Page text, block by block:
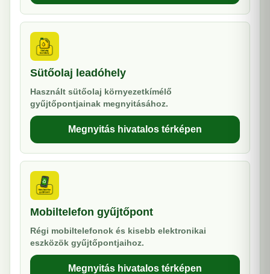
Sütőolaj leadóhely
Használt sütőolaj környezetkímélő
gyűjtőpontjainak megnyitásához.
Megnyitás hivatalos térképen
Mobiltelefon gyűjtőpont
Régi mobiltelefonok és kisebb elektronikai
eszközök gyűjtőpontjaihoz.
Megnyitás hivatalos térképen